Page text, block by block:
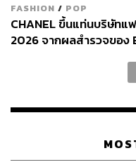
FASHION / POP
CHANEL ขึ้นแท่นบริษัทแ
2026 จากผลสำรวจของ